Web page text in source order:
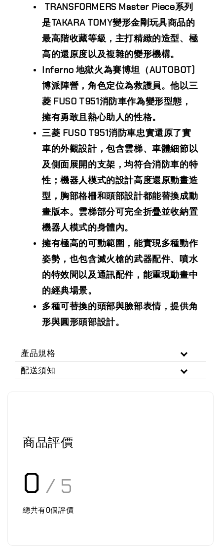
TRANSFORMERS Master Piece系列
是TAKARA TOMY變形金剛玩具商品的
最高階收藏等級，主打精緻的造型、極
高的還原度以及複雜的變形機構。
Inferno 地獄火為賽博坦（AUTOBOT)
博派陣營，角色定位為救護員。他以三
菱 FUSO T951消防車作為變形型態，
擁有勇敢且熱心助人的性格。
三菱 FUSO T951消防車忠實還原了實
車的外觀設計，包含雲梯、車體細節以
及側面展開的支架，均符合消防車的特
性；機器人模式的設計高度還原動畫造
型，胸部格柵和頭部設計都能替換成動
畫版本。雲梯部分可完全折疊並收納置
機器人模式的身體內。
擁有極高的可動範圍，能實現多種動作
姿勢，也包含滅火槍的武器配件、噴水
的特效間以及通訊配件，能重現動畫中
的經典場景。
多種可替換的頭部與臉部表情，提供角
形與圓形頭部設計。
產品規格
配送須知
商品評價
0 / 5
總共有0個評價